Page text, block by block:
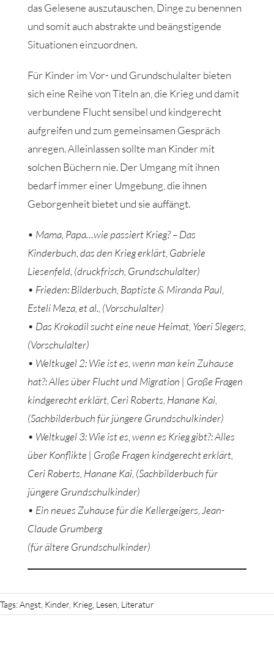
das Gelesene auszutauschen, Dinge zu benennen
und somit auch abstrakte und beängstigende
Situationen einzuordnen.
Für Kinder im Vor- und Grundschulalter bieten
sich eine Reihe von Titeln an, die Krieg und damit
verbundene Flucht sensibel und kindgerecht
aufgreifen und zum gemeinsamen Gespräch
anregen. Alleinlassen sollte man Kinder mit
solchen Büchern nie. Der Umgang mit ihnen
bedarf immer einer Umgebung, die ihnen
Geborgenheit bietet und sie auffängt.
• Mama, Papa…wie passiert Krieg? – Das
Kinderbuch, das den Krieg erklärt, Gabriele
Liesenfeld, (druckfrisch, Grundschulalter)
• Frieden: Bilderbuch, Baptiste & Miranda Paul,
Estelí Meza, et al., (Vorschulalter)
• Das Krokodil sucht eine neue Heimat, Yoeri Slegers,
(Vorschulalter)
• Weltkugel 2: Wie ist es, wenn man kein Zuhause
hat?: Alles über Flucht und Migration | Große Fragen
kindgerecht erklärt, Ceri Roberts, Hanane Kai,
(Sachbilderbuch für jüngere Grundschulkinder)
• Weltkugel 3: Wie ist es, wenn es Krieg gibt?: Alles
über Konflikte | Große Fragen kindgerecht erklärt,
Ceri Roberts, Hanane Kai, (Sachbilderbuch für
jüngere Grundschulkinder)
• Ein neues Zuhause für die Kellergeigers, Jean-
Claude Grumberg
(für ältere Grundschulkinder)
Tags:Angst, Kinder, Krieg, Lesen Literatur